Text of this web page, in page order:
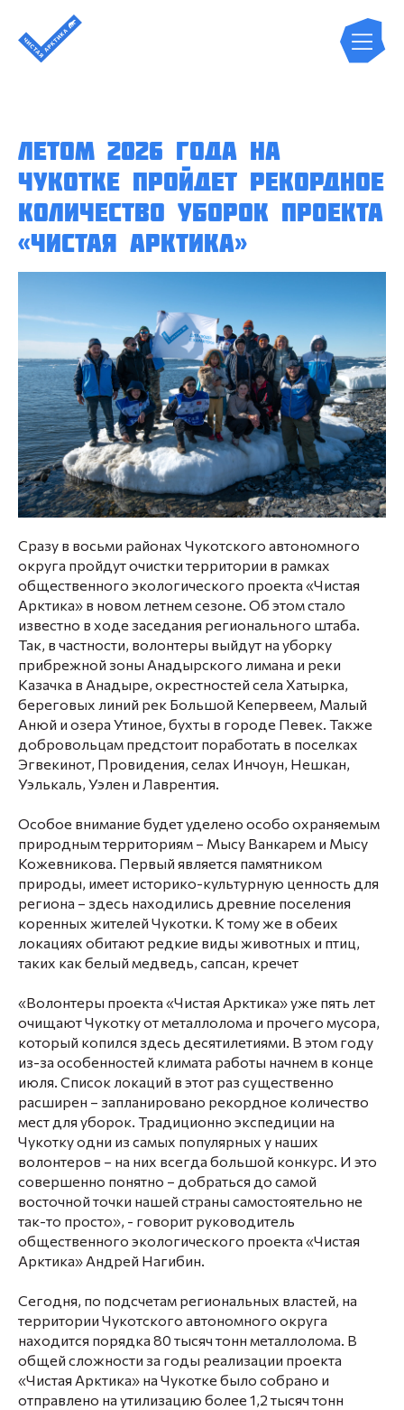
Летом 2026 года на
Чукотке пройдет рекордное
количество уборок проекта
«Чистая Арктика»
Сразу в восьми районах Чукотского автономного
округа пройдут очистки территории в рамках
общественного экологического проекта «Чистая
Арктика» в новом летнем сезоне. Об этом стало
известно в ходе заседания регионального штаба.
Так, в частности, волонтеры выйдут на уборку
прибрежной зоны Анадырского лимана и реки
Казачка в Анадыре, окрестностей села Хатырка,
береговых линий рек Большой Кепервеем, Малый
Анюй и озера Утиное, бухты в городе Певек. Также
добровольцам предстоит поработать в поселках
Эгвекинот, Провидения, селах Инчоун, Нешкан,
Уэлькаль, Уэлен и Лаврентия.
Особое внимание будет уделено особо охраняемым
природным территориям – Мысу Ванкарем и Мысу
Кожевникова. Первый является памятником
природы, имеет историко-культурную ценность для
региона – здесь находились древние поселения
коренных жителей Чукотки. К тому же в обеих
локациях обитают редкие виды животных и птиц,
таких как белый медведь, сапсан, кречет
«Волонтеры проекта «Чистая Арктика» уже пять лет
очищают Чукотку от металлолома и прочего мусора,
который копился здесь десятилетиями. В этом году
из-за особенностей климата работы начнем в конце
июля. Список локаций в этот раз существенно
расширен – запланировано рекордное количество
мест для уборок. Традиционно экспедиции на
Чукотку одни из самых популярных у наших
волонтеров – на них всегда большой конкурс. И это
совершенно понятно – добраться до самой
восточной точки нашей страны самостоятельно не
так-то просто», - говорит руководитель
общественного экологического проекта «Чистая
Арктика» Андрей Нагибин.
Сегодня, по подсчетам региональных властей, на
территории Чукотского автономного округа
находится порядка 80 тысяч тонн металлолома. В
общей сложности за годы реализации проекта
«Чистая Арктика» на Чукотке было собрано и
отправлено на утилизацию более 1,2 тысяч тонн